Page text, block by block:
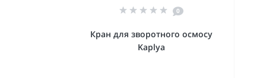
0
Кран для зворотного осмосу
Kaplya